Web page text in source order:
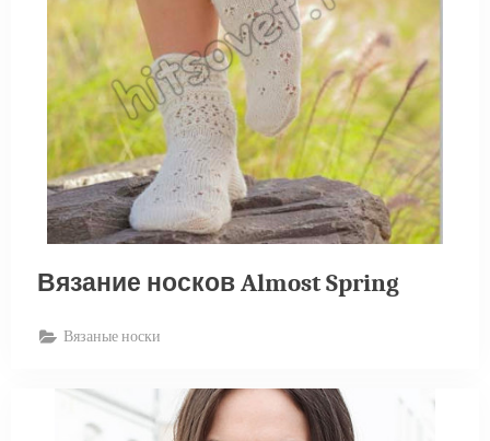
Вязание носков Almost Spring
Вязаные носки